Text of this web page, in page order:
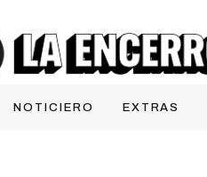
NOTICIERO EXTRAS